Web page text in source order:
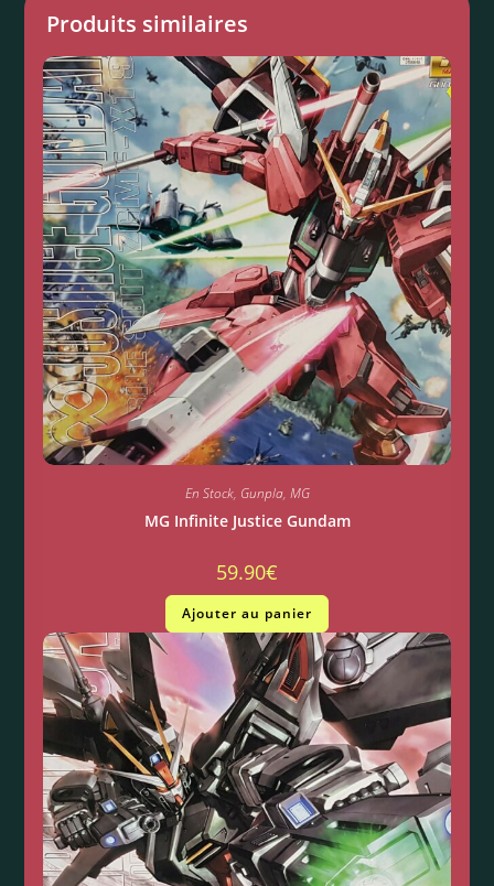
Produits similaires
En Stock, Gunpla, MG
MG Infinite Justice Gundam
59.90€
Ajouter au panier